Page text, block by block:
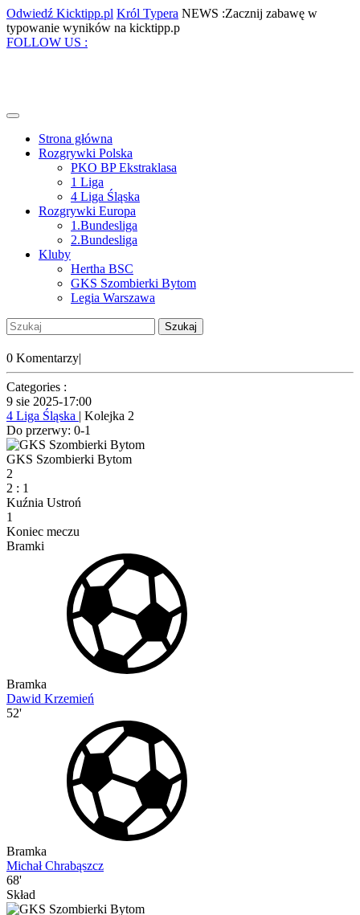
Skip
to
content
Odwiedź Kicktipp.pl Odwiedź
Kicktipp.pl
Król Typera Król
Typera
NEWS :Zacznij zabawę w
typowanie wyników na kicktipp.pZacznij
FOLLOW US :
Open
Strona główna
Rozgrywki Polska
PKO BP Ekstraklasa
1 Liga
4 Liga Śląska
Rozgrywki Europa
1.Bundesliga
2.Bundesliga
Kluby
Hertha BSC
GKS Szombierki Bytom
Legia Warszawa
Close
Menu
Szukaj:
Account
0 Komentarzy|
Categories :
9 sie 2025-17:00
4 Liga Śląska | Kolejka 2
Do przerwy: 0-1
GKS Szombierki Bytom
2
2 : 1
Kuźnia Ustroń
1
Koniec meczu
Bramki
Bramka
Dawid Krzemień
52'
Bramka
Michał Chrabąszcz
68'
Skład